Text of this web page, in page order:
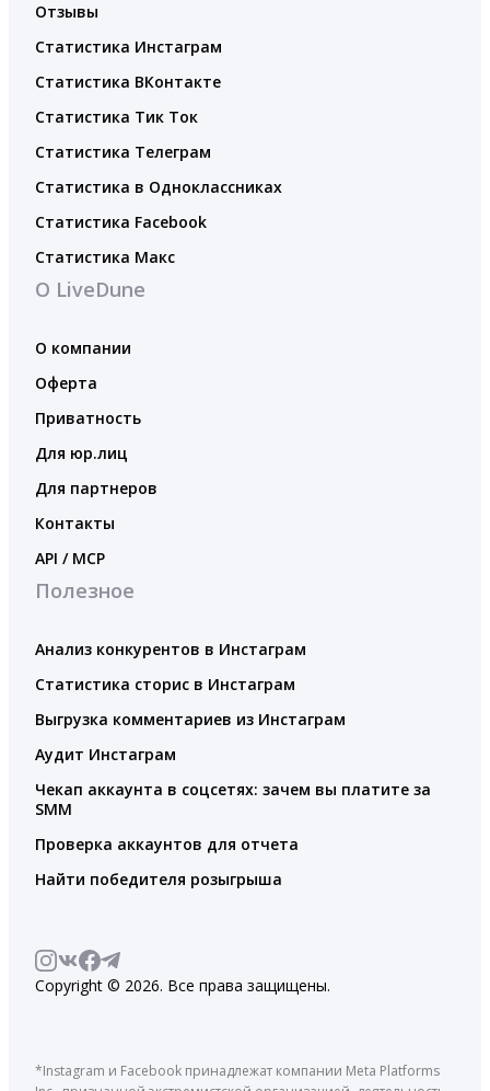
Отзывы
Статистика Инстаграм
Статистика ВКонтакте
Статистика Тик Ток
Статистика Телеграм
Статистика в Одноклассниках
Статистика Facebook
Статистика Макс
О LiveDune
О компании
Оферта
Приватность
Для юр.лиц
Для партнеров
Контакты
API / MCP
Полезное
Анализ конкурентов в Инстаграм
Статистика сторис в Инстаграм
Выгрузка комментариев из Инстаграм
Аудит Инстаграм
Чекап аккаунта в соцсетях: зачем вы платите за
SMM
Проверка аккаунтов для отчета
Найти победителя розыгрыша
Copyright © 2026. Все права защищены.
*Instagram и Facebook принадлежат компании Meta Platforms